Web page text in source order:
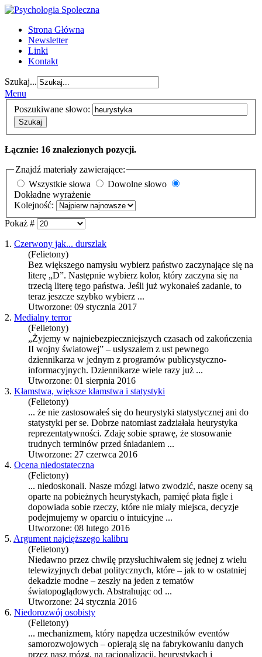
Strona Główna
Newsletter
Linki
Kontakt
Szukaj...
Menu
Poszukiwane słowo:
Szukaj
Łącznie: 16 znalezionych pozycji.
Znajdź materiały zawierające:
Wszystkie słowa
Dowolne słowo
Dokładne wyrażenie
Kolejność:
Pokaż #
1. Czerwony jak... durszlak
(Felietony)
Bez większego namysłu wybierz państwo zaczynające się na
literę „D”. Następnie wybierz kolor, który zaczyna się na
trzecią literę tego państwa. Jeśli już wykonałeś zadanie, to
teraz jeszcze szybko wybierz ...
Utworzone: 09 stycznia 2017
2. Medialny terror
(Felietony)
„Żyjemy w najniebezpieczniejszych czasach od zakończenia
II wojny światowej” – usłyszałem z ust pewnego
dziennikarza w jednym z programów publicystyczno-
informacyjnych. Dziennikarze wiele razy już ...
Utworzone: 01 sierpnia 2016
3. Kłamstwa, większe kłamstwa i statystyki
(Felietony)
... że nie zastosowałeś się do heurystyki statystycznej ani do
statystyki per se. Dobrze natomiast zadziałała heurystyka
reprezentatywności. Zdaję sobie sprawę, że stosowanie
trudnych terminów przed śniadaniem ...
Utworzone: 27 czerwca 2016
4. Ocena niedostateczna
(Felietony)
... niedoskonali. Nasze mózgi łatwo zwodzić, nasze oceny są
oparte na pobieżnych heurystykach, pamięć płata figle i
dopowiada sobie rzeczy, które nie miały miejsca, decyzje
podejmujemy w oparciu o intuicyjne ...
Utworzone: 08 lutego 2016
5. Argument najcięższego kalibru
(Felietony)
Niedawno przez chwilę przysłuchiwałem się jednej z wielu
telewizyjnych debat politycznych, które – jak to w ostatniej
dekadzie modne – zeszły na jeden z tematów
światopoglądowych. Abstrahując od ...
Utworzone: 24 stycznia 2016
6. Niedorozwój osobisty
(Felietony)
... mechanizmem, który napędza uczestników eventów
samorozwojowych – opierają się na fabrykowaniu danych
przez nasz mózg, na racjonalizacji, heurystykach i